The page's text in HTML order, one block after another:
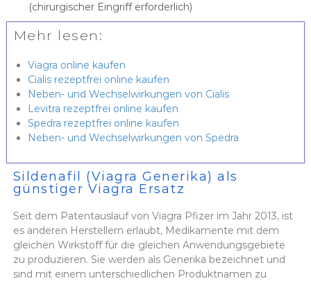
(chirurgischer Eingriff erforderlich)
Mehr lesen:
Viagra online kaufen
Cialis rezeptfrei online kaufen
Neben- und Wechselwirkungen von Cialis
Levitra rezeptfrei online kaufen
Spedra rezeptfrei online kaufen
Neben- und Wechselwirkungen von Spedra
Sildenafil (Viagra Generika) als
günstiger Viagra Ersatz
Seit dem Patentauslauf von Viagra Pfizer im Jahr 2013, ist
es anderen Herstellern erlaubt, Medikamente mit dem
gleichen Wirkstoff für die gleichen Anwendungsgebiete
zu produzieren. Sie werden als Generika bezeichnet und
sind mit einem unterschiedlichen Produktnamen zu